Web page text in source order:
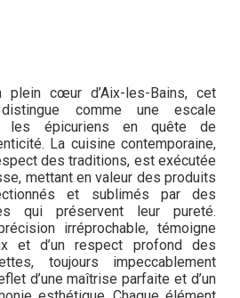
plein cœur d’Aix-les-Bains, cet
comme une escale
les épicuriens en quête de
La cuisine contemporaine,
des traditions, est exécutée
mettant en valeur des produits
et sublimés par des
qui préservent leur pureté.
irréprochable, témoigne
et d’un respect profond des
toujours impeccablement
d’une maîtrise parfaite et d’un